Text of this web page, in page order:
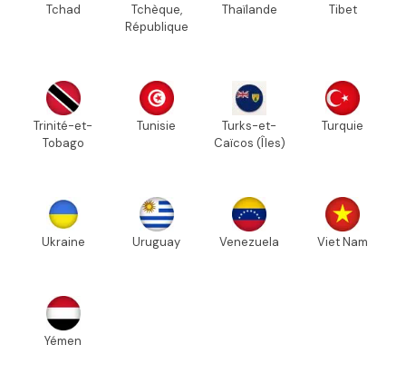
Tchad
Tchèque,
République
Thaïlande Tibet
Trinité-et-
Tobago
Tunisie
Turks-et-
Caïcos (Îles)
Turquie
Ukraine Uruguay Venezuela Viet Nam
Yémen